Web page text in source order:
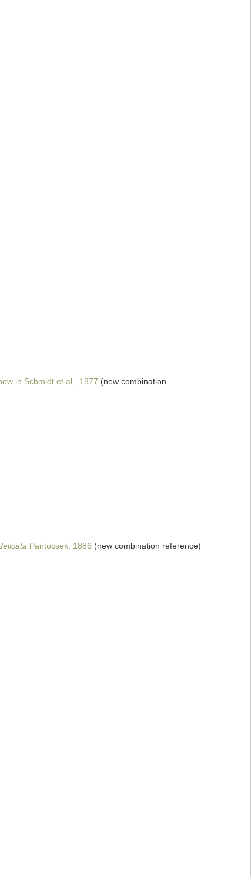
in Schmidt et al., 1877 (new combination
Pantocsek, 1886 (new combination reference)